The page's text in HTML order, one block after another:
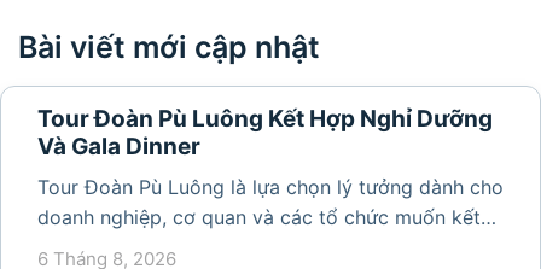
Bài viết mới cập nhật
Tour Đoàn Pù Luông Kết Hợp Nghỉ Dưỡng
Và Gala Dinner
Tour Đoàn Pù Luông là lựa chọn lý tưởng dành cho
doanh nghiệp, cơ quan và các tổ chức muốn kết
hợp nghỉ dưỡng, tham quan và tổ chức các hoạt
6 Tháng 8, 2026